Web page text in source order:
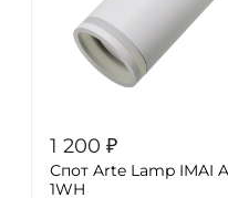
1 200 ₽
Спот Arte Lamp IMAI
1WH